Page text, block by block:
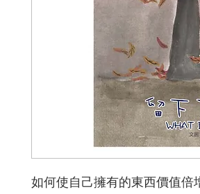
如何使自己擁有的東西價值倍